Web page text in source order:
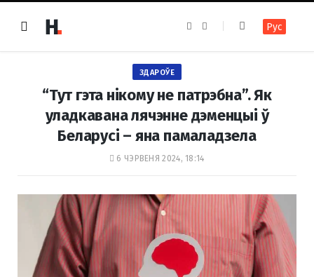
e
k
t
a
m
Рус
ЗДАРОЎЕ
“Тут гэта нікому не патрэбна”. Як
уладкавана лячэнне дэменцыі ў
Беларусі – яна памаладзела
6 ЧЭРВЕНЯ 2024, 18:14